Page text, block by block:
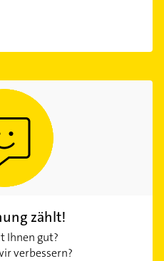
zählt!
Ihnen gut?
verbessern?